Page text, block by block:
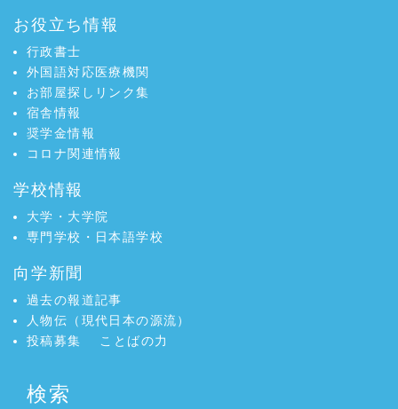
お役立ち情報
行政書士
外国語対応医療機関
お部屋探しリンク集
宿舎情報
奨学金情報
コロナ関連情報
学校情報
大学・大学院
専門学校・日本語学校
向学新聞
過去の報道記事
人物伝（現代日本の源流）
投稿募集
ことばの力
検索